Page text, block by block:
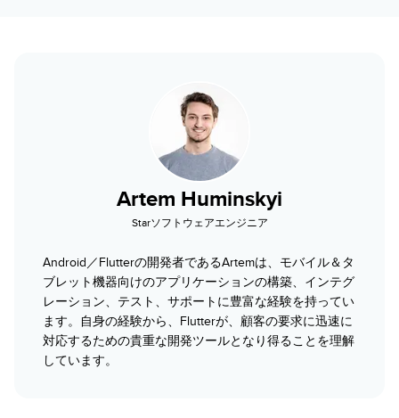
Artem Huminskyi
Starソフトウェアエンジニア
Android／Flutterの開発者であるArtemは、モバイル＆タ
ブレット機器向けのアプリケーションの構築、インテグ
レーション、テスト、サポートに豊富な経験を持ってい
ます。自身の経験から、Flutterが、顧客の要求に迅速に
対応するための貴重な開発ツールとなり得ることを理解
しています。